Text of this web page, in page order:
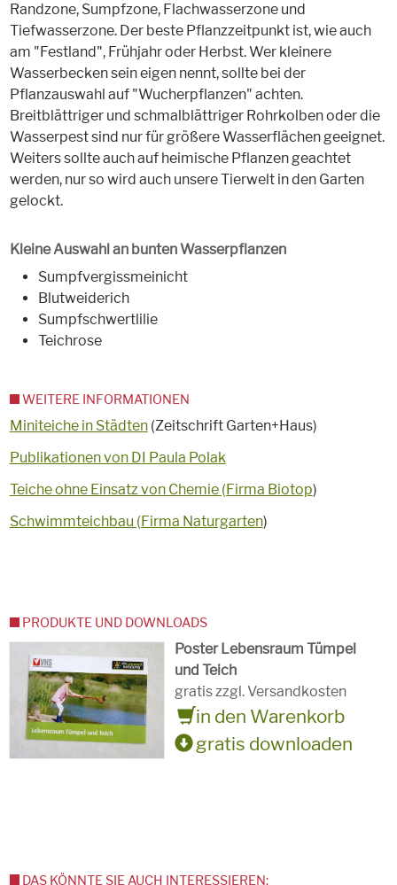
Randzone, Sumpfzone, Flachwasserzone und
Tiefwasserzone. Der beste Pflanzzeitpunkt ist, wie auch
am "Festland", Frühjahr oder Herbst. Wer kleinere
Wasserbecken sein eigen nennt, sollte bei der
Pflanzauswahl auf "Wucherpflanzen" achten.
Breitblättriger und schmalblättriger Rohrkolben oder die
Wasserpest sind nur für größere Wasserflächen geeignet.
Weiters sollte auch auf heimische Pflanzen geachtet
werden, nur so wird auch unsere Tierwelt in den Garten
gelockt.
Kleine Auswahl an bunten Wasserpflanzen
Sumpfvergissmeinicht
Blutweiderich
Sumpfschwertlilie
Teichrose
WEITERE INFORMATIONEN
Miniteiche in Städten(Zeitschrift Garten+Haus)
Publikationen von DI Paula Polak
Teiche ohne Einsatz von Chemie (Firma Biotop)
Schwimmteichbau (Firma Naturgarten)
PRODUKTE UND DOWNLOADS
Poster Lebensraum Tümpel
und Teich
gratis zzgl. Versandkosten
in den Warenkorb
gratis downloaden
DAS KÖNNTE SIE AUCH INTERESSIEREN: